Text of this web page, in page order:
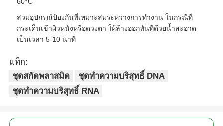
ขอทุน
กลีบแม่เหล็ก การสกัดกรดนิวเคลียค
ชุดสกัด DNA / RNA
สวมอุปกรณ์ป้องกันที่เหมาะสมระหว่างการทำงาน ในกรณีที่
กระเด็นเข้าผิวหนังหรือดวงตา ให้ล้างออกทันทีด้วยน้ำสะอาด
เป็นเวลา 5-10 นาที
แท็ก:
ชุดสกัดพลาสมิด
ชุดทำความบริสุทธิ์ DNA
ชุดทำความบริสุทธิ์ RNA